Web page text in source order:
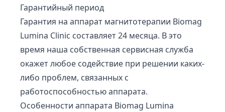
Гарантийный период
Гарантия на аппарат магнитотерапии Biomag
Lumina Clinic составляет 24 месяца. В это
время наша собственная сервисная служба
окажет любое содействие при решении каких-
либо проблем, связанных с
работоспособностью аппарата.
Особенности аппарата Biomag Lumina